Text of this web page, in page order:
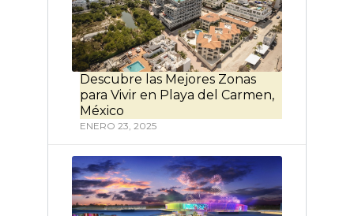
Descubre las Mejores Zonas
para Vivir en Playa del Carmen,
México
ENERO 23, 2025